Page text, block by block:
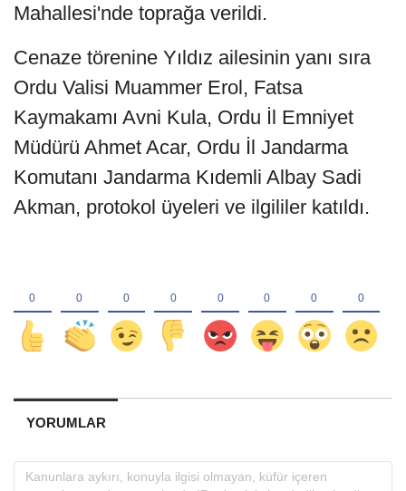
Mahallesi'nde toprağa verildi.
Cenaze törenine Yıldız ailesinin yanı sıra
Ordu Valisi Muammer Erol, Fatsa
Kaymakamı Avni Kula, Ordu İl Emniyet
Müdürü Ahmet Acar, Ordu İl Jandarma
Komutanı Jandarma Kıdemli Albay Sadi
Akman, protokol üyeleri ve ilgililer katıldı.
YORUMLAR